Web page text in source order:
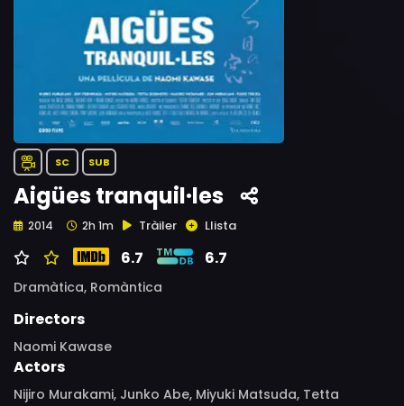
SC SUB
Aigües tranquil·les
2014 2h 1m Tràiler Llista
6.7 6.7
Dramàtica, Romàntica
Directors
Naomi Kawase
Actors
Nijiro Murakami, Junko Abe, Miyuki Matsuda, Tetta